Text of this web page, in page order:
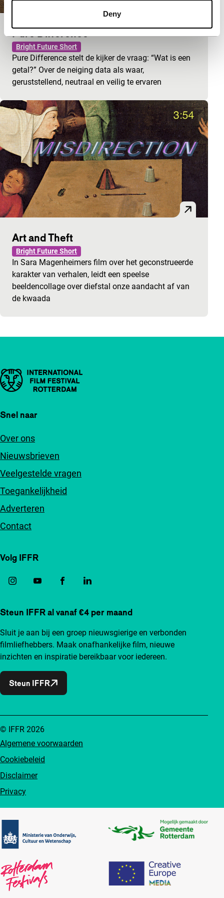
Deny
Pure Difference
Bright Future Short
Pure Difference stelt de kijker de vraag: “Wat is een
getal?” Over de neiging data als waar,
geruststellend, neutraal en veilig te ervaren
Art and Theft
Bright Future Short
In Sara Magenheimers film over het geconstrueerde
karakter van verhalen, leidt een speelse
beeldencollage over diefstal onze aandacht af van
de kwaada
Belangrijke links
Snel naar
Over ons
Nieuwsbrieven
Veelgestelde vragen
Toegankelijkheid
Adverteren
Contact
Volg IFFR
Steun IFFR al vanaf €4 per maand
Sluit je aan bij een groep nieuwsgierige en verbonden
filmliefhebbers. Maak onafhankelijke film, nieuwe
inzichten en inspiratie bereikbaar voor iedereen.
Steun IFFR
Algemene voorwaarden
Cookiebeleid
Disclaimer
Privacy
© IFFR 2026